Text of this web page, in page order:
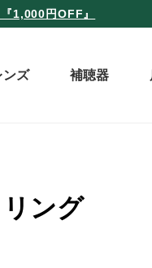
1,000円OFF』
ンズ 補聴器
ング